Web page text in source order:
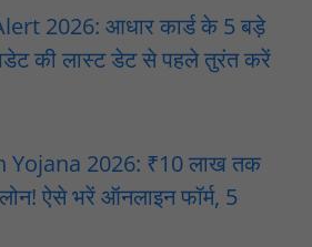
2026: आधार कार्ड के 5 बड़े
की लास्ट डेट से पहले तुरंत करें
Yojana 2026: ₹10 लाख तक
ऐसे भरें ऑनलाइन फॉर्म, 5